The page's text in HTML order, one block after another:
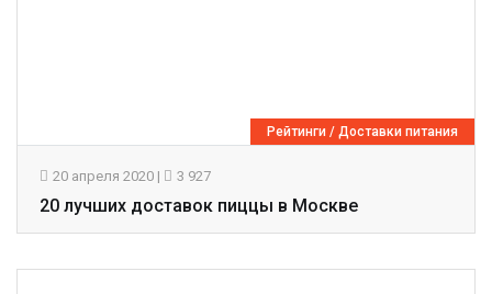
Рейтинги / Доставки питания
20 апреля 2020 | 3 927
20 лучших доставок пиццы в Москве